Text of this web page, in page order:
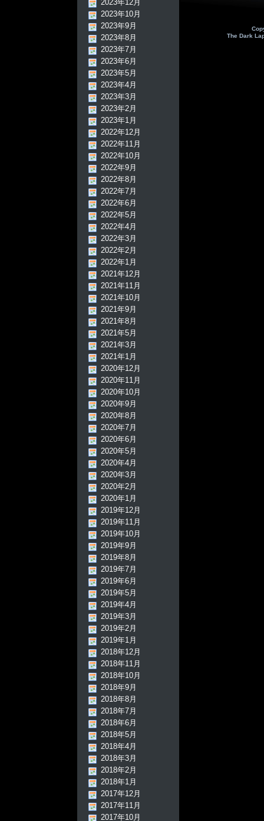
The Dark
2023年12月
2023年10月
2023年9月
2023年8月
2023年7月
2023年6月
2023年5月
2023年4月
2023年3月
2023年2月
2023年1月
2022年12月
2022年11月
2022年10月
2022年9月
2022年8月
2022年7月
2022年6月
2022年5月
2022年4月
2022年3月
2022年2月
2022年1月
2021年12月
2021年11月
2021年10月
2021年9月
2021年8月
2021年5月
2021年3月
2021年1月
2020年12月
2020年11月
2020年10月
2020年9月
2020年8月
2020年7月
2020年6月
2020年5月
2020年4月
2020年3月
2020年2月
2020年1月
2019年12月
2019年11月
2019年10月
2019年9月
2019年8月
2019年7月
2019年6月
2019年5月
2019年4月
2019年3月
2019年2月
2019年1月
2018年12月
2018年11月
2018年10月
2018年9月
2018年8月
2018年7月
2018年6月
2018年5月
2018年4月
2018年3月
2018年2月
2018年1月
2017年12月
2017年11月
2017年10月